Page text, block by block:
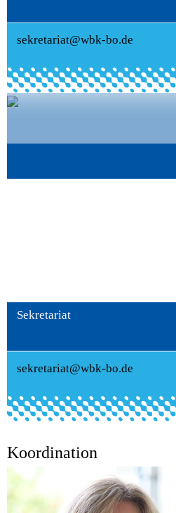
sekretariat@wbk-bo.de
Sekretariat
sekretariat@wbk-bo.de
Koordination